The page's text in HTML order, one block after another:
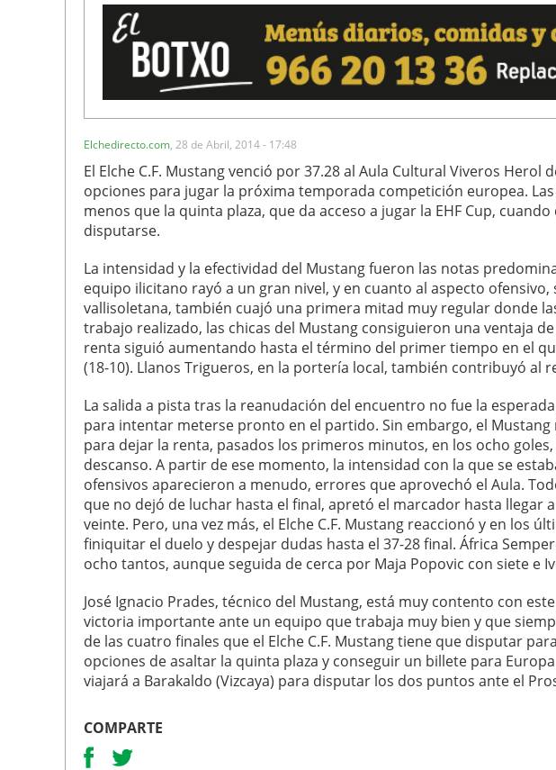
Elchedirecto.com, 28 de Abril, 2014 - 17:48
El Elche C.F. Mustang venció por 37.28 al Aula Cultural Viveros Herol
opciones para jugar la próxima temporada competición europea.
menos que la quinta plaza, que da acceso a jugar la EHF Cup,
disputarse.
La intensidad y la efectividad del Mustang fueron las notas
equipo ilicitano rayó a un gran nivel, y en cuanto al aspecto
vallisoletana, también cuajó una primera mitad muy regular donde
trabajo realizado, las chicas del Mustang consiguieron una ventaja
renta siguió aumentando hasta el término del primer tiempo en el
(18-10). Llanos Trigueros, en la portería local, también contribuyó al
La salida a pista tras la reanudación del encuentro no fue la
para intentar meterse pronto en el partido. Sin embargo, el
para dejar la renta, pasados los primeros minutos, en los ocho
descanso. A partir de ese momento, la intensidad con la que se
ofensivos aparecieron a menudo, errores que aprovechó el Aula.
que no dejó de luchar hasta el final, apretó el marcador hasta llegar
veinte. Pero, una vez más, el Elche C.F. Mustang reaccionó y en los
finiquitar el duelo y despejar dudas hasta el 37-28 final. África
ocho tantos, aunque seguida de cerca por Maja Popovic con siete e
José Ignacio Prades, técnico del Mustang, está muy contento con
victoria importante ante un equipo que trabaja muy bien y que
de las cuatro finales que el Elche C.F. Mustang tiene que disputar
opciones de asaltar la quinta plaza y conseguir un billete para
viajará a Barakaldo (Vizcaya) para disputar los dos puntos ante el
COMPARTE